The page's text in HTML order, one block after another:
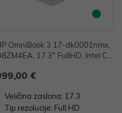
OmniBook 3 17-dk0001nmx,
17.3" FullHD, Intel Co
Integrated Graphics
€
Veličina zaslona: 17.3
Tip rezolucije: Full HD